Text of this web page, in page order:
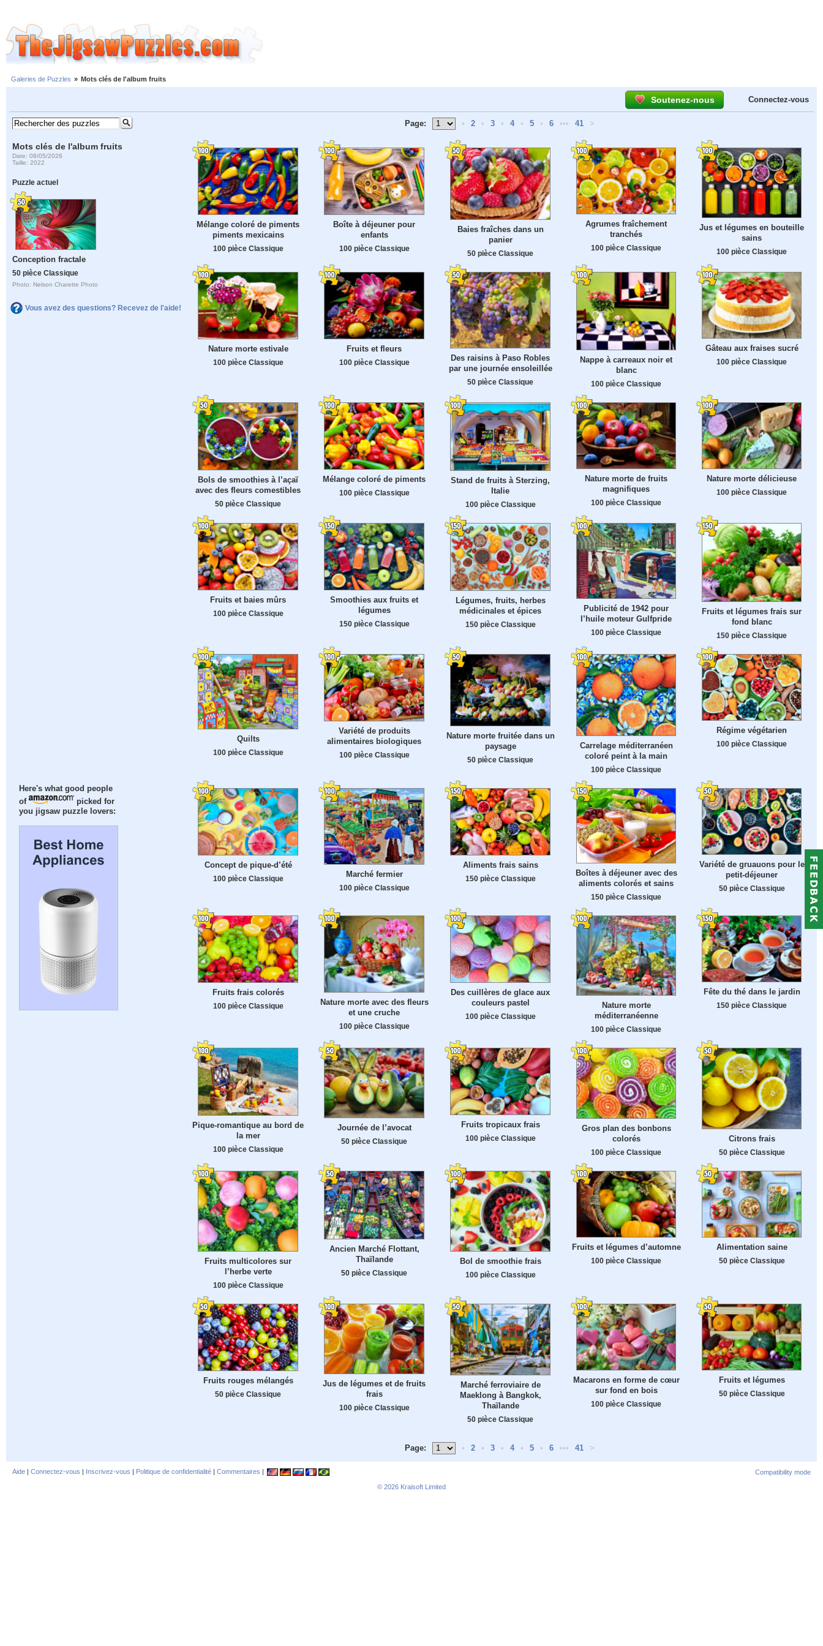
Galeries de Puzzles » Mots clés de l'album fruits
Soutenez-nous Connectez-vous
Mots clés de l'album fruits
Date: 08/05/2026
Taille: 2022
Puzzle actuel
Conception fractale
50 pièce Classique
Photo: Nelson Charette Photo
Vous avez des questions? Recevez de l'aide!
Here's what good people
of
picked for
you jigsaw puzzle lovers:
Page: • 2 • 3 • 4 • 5 • 6 ••• 41 >
Mélange coloré de piments
piments mexicains
100 pièce Classique
Boîte à déjeuner pour
enfants
100 pièce Classique
Baies fraîches dans un
panier
50 pièce Classique
Agrumes fraîchement
tranchés
100 pièce Classique
Jus et légumes en bouteille
sains
100 pièce Classique
Nature morte estivale
100 pièce Classique
Fruits et fleurs
100 pièce Classique
Des raisins à Paso Robles
par une journée ensoleillée
50 pièce Classique
Nappe à carreaux noir et
blanc
100 pièce Classique
Gâteau aux fraises sucré
100 pièce Classique
Bols de smoothies à l’açaï
avec des fleurs comestibles
50 pièce Classique
Mélange coloré de piments
100 pièce Classique
Stand de fruits à Sterzing,
Italie
100 pièce Classique
Nature morte de fruits
magnifiques
100 pièce Classique
Nature morte délicieuse
100 pièce Classique
Fruits et baies mûrs
100 pièce Classique
Smoothies aux fruits et
légumes
150 pièce Classique
Légumes, fruits, herbes
médicinales et épices
150 pièce Classique
Publicité de 1942 pour
l’huile moteur Gulfpride
100 pièce Classique
Fruits et légumes frais sur
fond blanc
150 pièce Classique
Quilts
100 pièce Classique
Variété de produits
alimentaires biologiques
100 pièce Classique
Nature morte fruitée dans un
paysage
50 pièce Classique
Carrelage méditerranéen
coloré peint à la main
100 pièce Classique
Régime végétarien
100 pièce Classique
Concept de pique-d’été
100 pièce Classique Marché fermier
100 pièce Classique
Aliments frais sains
150 pièce Classique
Boîtes à déjeuner avec des
aliments colorés et sains
150 pièce Classique
Variété de gruauons pour le
petit-déjeuner
50 pièce Classique
Fruits frais colorés
100 pièce Classique
Nature morte avec des fleurs
et une cruche
100 pièce Classique
Des cuillères de glace aux
couleurs pastel
100 pièce Classique
Nature morte
méditerranéenne
100 pièce Classique
Fête du thé dans le jardin
150 pièce Classique
Pique-romantique au bord de
la mer
100 pièce Classique
Journée de l’avocat
50 pièce Classique
Fruits tropicaux frais
100 pièce Classique
Gros plan des bonbons
colorés
100 pièce Classique
Citrons frais
50 pièce Classique
Fruits multicolores sur
l’herbe verte
100 pièce Classique
Ancien Marché Flottant,
Thaïlande
50 pièce Classique
Bol de smoothie frais
100 pièce Classique
Fruits et légumes d’automne
100 pièce Classique
Alimentation saine
50 pièce Classique
Fruits rouges mélangés
50 pièce Classique
Jus de légumes et de fruits
frais
100 pièce Classique
Marché ferroviaire de
Maeklong à Bangkok,
Thaïlande
50 pièce Classique
Macarons en forme de cœur
sur fond en bois
100 pièce Classique
Fruits et légumes
50 pièce Classique
Page: • 2 • 3 • 4 • 5 • 6 ••• 41 >
Aide | Connectez-vous | Inscrivez-vous | Politique de confidentialité | Commentaires |
Compatibility mode
© 2026 Kraisoft Limited